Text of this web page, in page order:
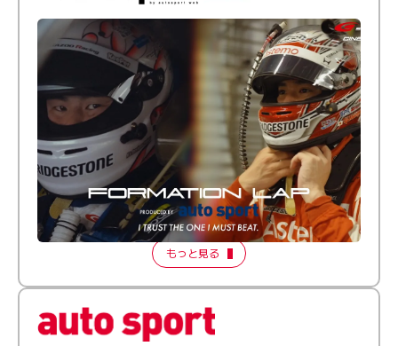
倒す相手を、信じてる。小林利徠斗 × 野村勇斗
【FORMATION LAP Produced by auto sport】
2026 Episode 2
もっと見る